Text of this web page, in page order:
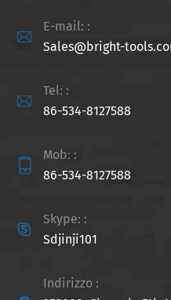

E-mail: :
Sales@bright-

Tel: :
86-534-8127588

Mob: :
86-534-8127588

Skype: :
Sdjinji101
Indirizzo :